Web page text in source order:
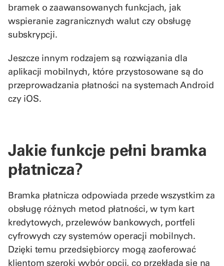
bramek o zaawansowanych funkcjach, jak
wspieranie zagranicznych walut czy obsługę
subskrypcji.
Jeszcze innym rodzajem są rozwiązania dla
aplikacji mobilnych, które przystosowane są do
przeprowadzania płatności na systemach Android
czy iOS.
Jakie funkcje pełni bramka
płatnicza?
Bramka płatnicza odpowiada przede wszystkim za
obsługę różnych metod płatności, w tym kart
kredytowych, przelewów bankowych, portfeli
cyfrowych czy systemów operacji mobilnych.
Dzięki temu przedsiębiorcy mogą zaoferować
klientom szeroki wybór opcji, co przekłada się na